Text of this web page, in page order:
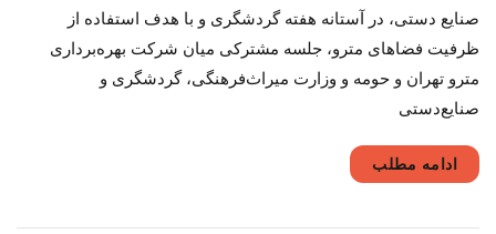
صنایع دستی، در آستانه هفته گردشگری و با هدف استفاده از
ظرفیت فضاهای مترو، جلسه مشترکی میان شرکت بهره‌برداری
مترو تهران و حومه و وزارت میراث‌فرهنگی، گردشگری و
صنایع‌دستی
ادامه مطلب